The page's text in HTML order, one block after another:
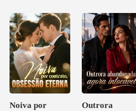
Noiva por
Outrora